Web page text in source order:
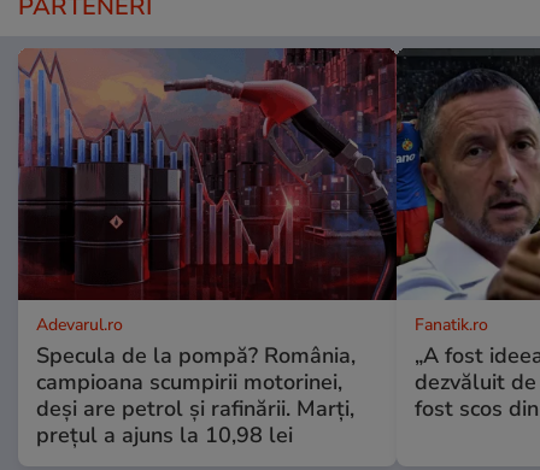
PARTENERI
Adevarul.ro
Specula de la pompă? România,
campioana scumpirii motorinei,
deși are petrol și rafinării. Marți,
prețul a ajuns la 10,98 lei
Fanatik.ro
„A fost
dezvăluit
fost scos